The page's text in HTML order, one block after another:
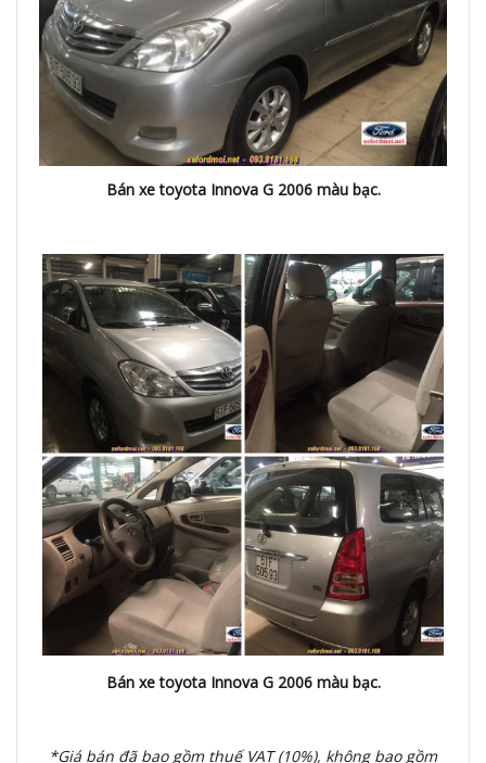
Bán xe toyota Innova G 2006 màu bạc.
Bán xe toyota Innova G 2006 màu bạc.
*Giá bán đã bao gồm thuế VAT (10%), không bao gồm